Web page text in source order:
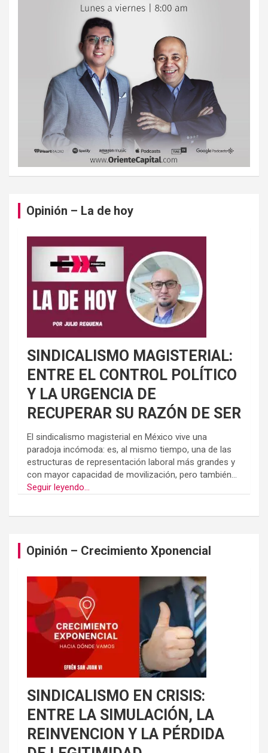
Opinión – La de hoy
SINDICALISMO MAGISTERIAL:
ENTRE EL CONTROL POLÍTICO
Y LA URGENCIA DE
RECUPERAR SU RAZÓN DE SER
El sindicalismo magisterial en México vive una
paradoja incómoda: es, al mismo tiempo, una de las
estructuras de representación laboral más grandes y
con mayor capacidad de movilización, pero también...
Seguir leyendo...
Opinión – Crecimiento Xponencial
SINDICALISMO EN CRISIS:
ENTRE LA SIMULACIÓN, LA
REINVENCION Y LA PÉRDIDA